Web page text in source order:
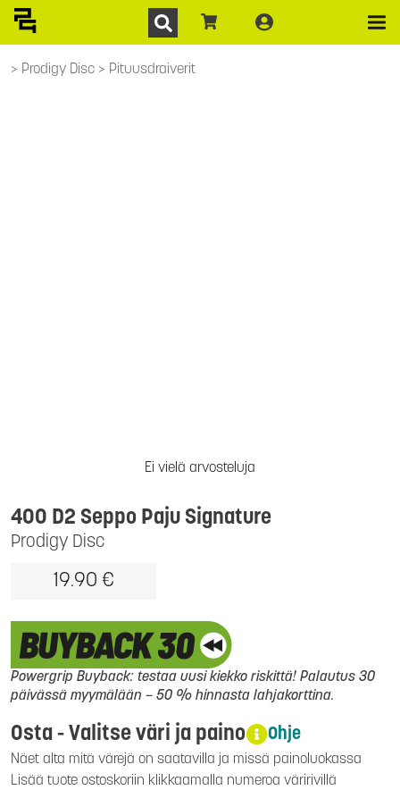
Prodigy Disc Pituusdraiverit
Ei vielä arvosteluja
Prodigy Disc
400 D2 Seppo Paju Signature
19.90 €
Powergrip Buyback: testaa uusi kiekko riskittä! Palautus 30
päivässä myymälään – 50 % hinnasta lahjakorttina.
Osta - Valitse väri ja paino Ohje
Näet alta mitä värejä on saatavilla ja missä painoluokassa
Lisää tuote ostoskoriin klikkaamalla numeroa väririvillä